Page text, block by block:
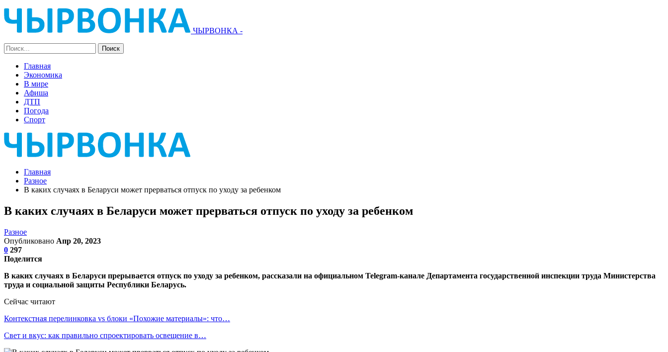
ЧЫРВОНКА -
Главная
Экономика
В мире
Афиша
ДТП
Погода
Спорт
Главная
Разное
В каких случаях в Беларуси может прерваться отпуск по уходу за ребенком
В каких случаях в Беларуси может прерваться отпуск по уходу за ребенком
Разное
Опубликовано Апр 20, 2023
0 297
Поделится
В каких случаях в Беларуси прерывается отпуск по уходу за ребенком, рассказали на официальном Telegram-канале Департамента государственной инспекции труда Министерства
труда и социальной защиты Республики Беларусь.
Сейчас читают
Контекстная перелинковка vs блоки «Похожие материалы»: что…
Свет и вкус: как правильно спроектировать освещение в…